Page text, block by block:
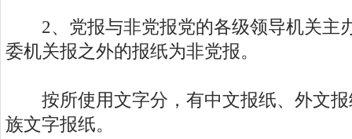
2、党报与非党报党的各级领导机关主
委机关报之外的报纸为非党报。
按所使用文字分，有中文报纸、外文报
族文字报纸。